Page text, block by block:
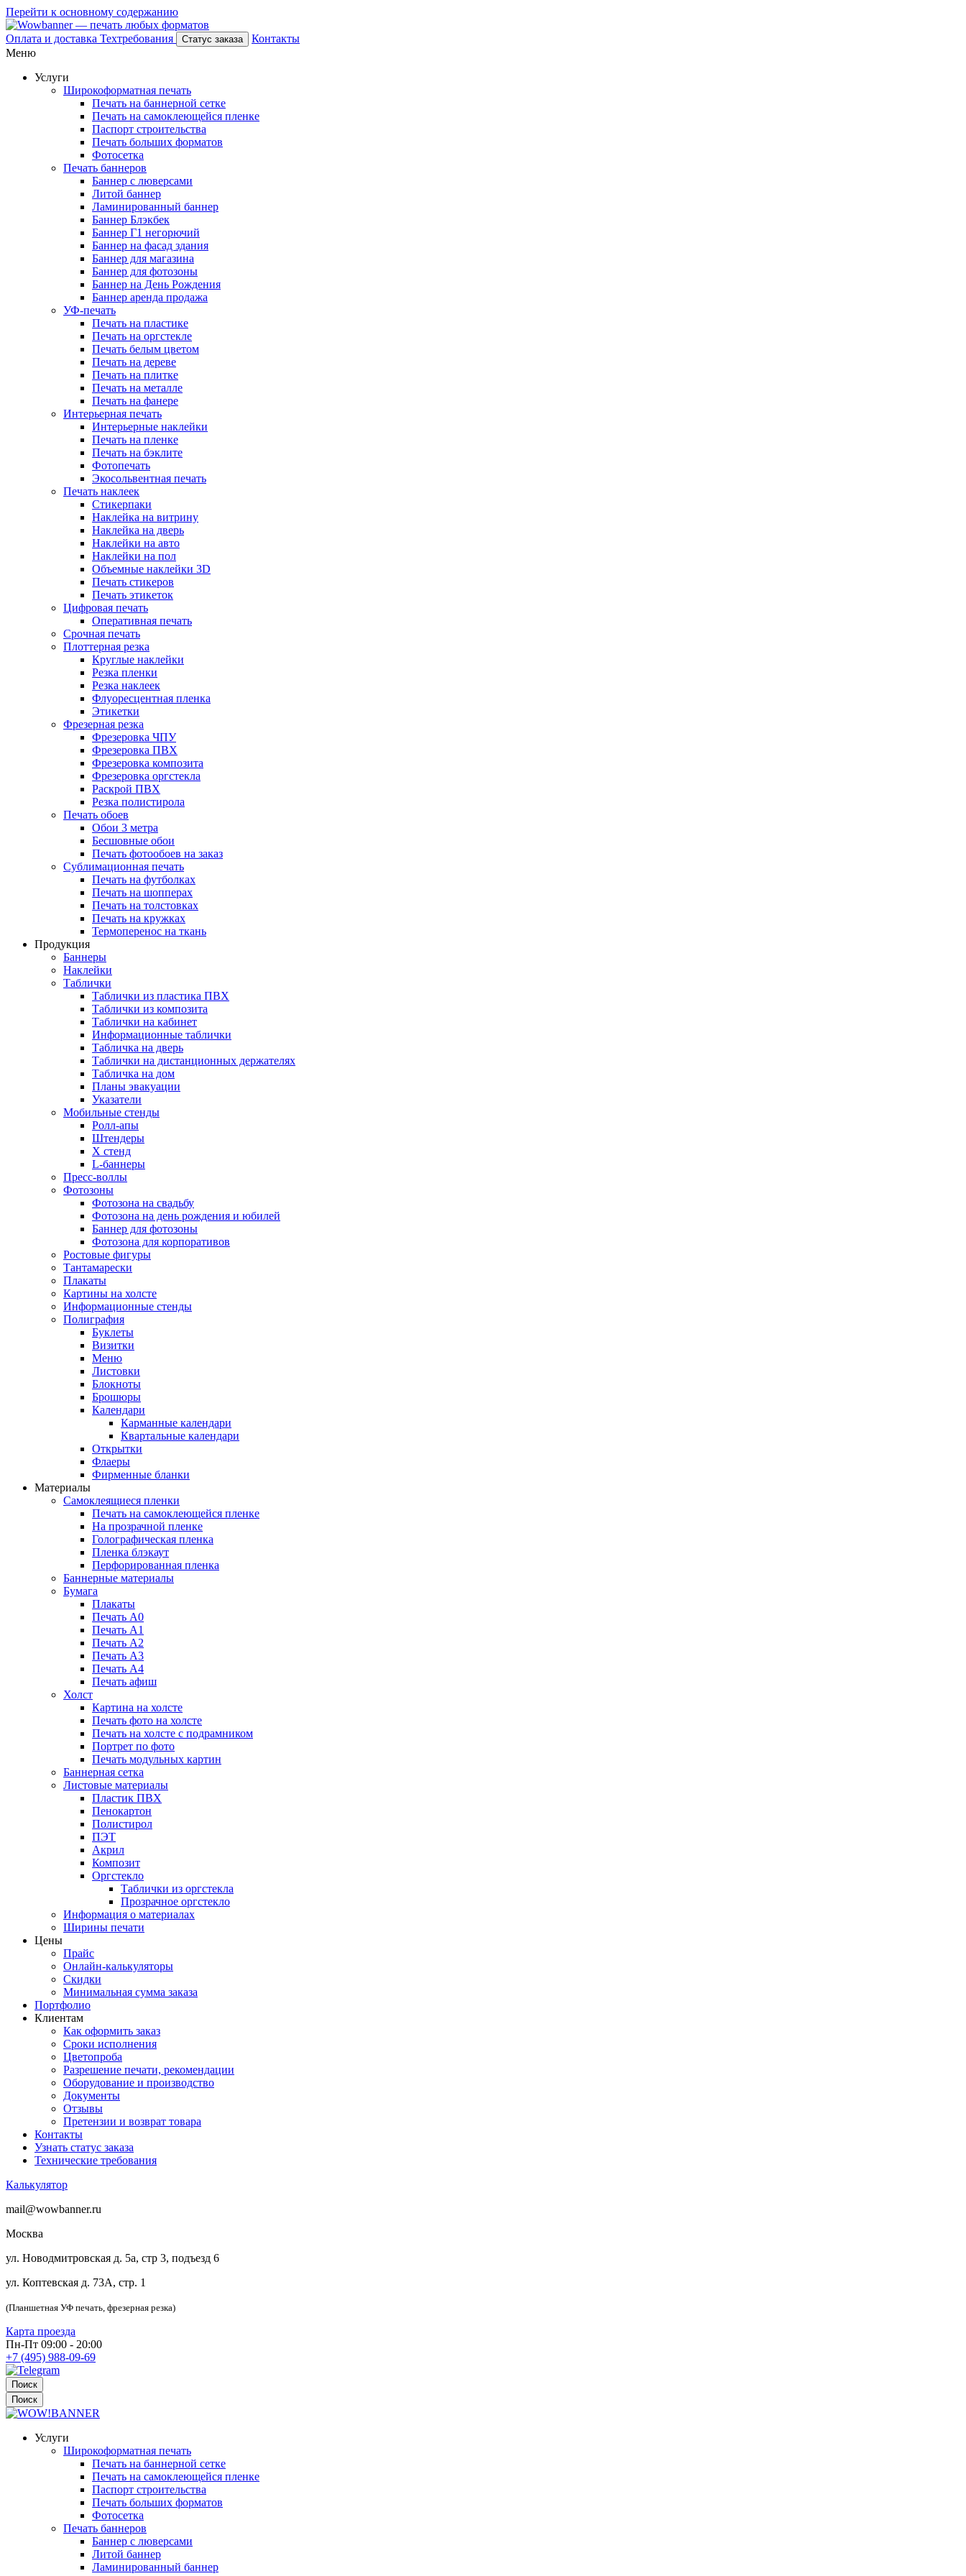
Перейти к основному содержанию
Оплата и доставка Техтребования Статус заказа
Контакты
Меню
Услуги
Широкоформатная печать
Печать на баннерной сетке
Печать на самоклеющейся пленке
Паспорт строительства
Печать больших форматов
Фотосетка
Печать баннеров
Баннер с люверсами
Литой баннер
Ламинированный баннер
Баннер Блэкбек
Баннер Г1 негорючий
Баннер на фасад здания
Баннер для магазина
Баннер для фотозоны
Баннер на День Рождения
Баннер аренда продажа
УФ-печать
Печать на пластике
Печать на оргстекле
Печать белым цветом
Печать на дереве
Печать на плитке
Печать на металле
Печать на фанере
Интерьерная печать
Интерьерные наклейки
Печать на пленке
Печать на бэклите
Фотопечать
Экосольвентная печать
Печать наклеек
Стикерпаки
Наклейка на витрину
Наклейка на дверь
Наклейки на авто
Наклейки на пол
Объемные наклейки 3D
Печать стикеров
Печать этикеток
Цифровая печать
Оперативная печать
Срочная печать
Плоттерная резка
Круглые наклейки
Резка пленки
Резка наклеек
Флуоресцентная пленка
Этикетки
Фрезерная резка
Фрезеровка ЧПУ
Фрезеровка ПВХ
Фрезеровка композита
Фрезеровка оргстекла
Раскрой ПВХ
Резка полистирола
Печать обоев
Обои 3 метра
Бесшовные обои
Печать фотообоев на заказ
Сублимационная печать
Печать на футболках
Печать на шопперах
Печать на толстовках
Печать на кружках
Термоперенос на ткань
Продукция
Баннеры
Наклейки
Таблички
Таблички из пластика ПВХ
Таблички из композита
Таблички на кабинет
Информационные таблички
Табличка на дверь
Таблички на дистанционных держателях
Табличка на дом
Планы эвакуации
Указатели
Мобильные стенды
Ролл-апы
Штендеры
Х стенд
L-баннеры
Пресс-воллы
Фотозоны
Фотозона на свадьбу
Фотозона на день рождения и юбилей
Баннер для фотозоны
Фотозона для корпоративов
Ростовые фигуры
Тантамарески
Плакаты
Картины на холсте
Информационные стенды
Полиграфия
Буклеты
Визитки
Меню
Листовки
Блокноты
Брошюры
Календари
Карманные календари
Квартальные календари
Открытки
Флаеры
Фирменные бланки
Материалы
Самоклеящиеся пленки
Печать на самоклеющейся пленке
На прозрачной пленке
Голографическая пленка
Пленка блэкаут
Перфорированная пленка
Баннерные материалы
Бумага
Плакаты
Печать А0
Печать А1
Печать А2
Печать А3
Печать А4
Печать афиш
Холст
Картина на холсте
Печать фото на холсте
Печать на холсте с подрамником
Портрет по фото
Печать модульных картин
Баннерная сетка
Листовые материалы
Пластик ПВХ
Пенокартон
Полистирол
ПЭТ
Акрил
Композит
Оргстекло
Таблички из оргстекла
Прозрачное оргстекло
Информация о материалах
Ширины печати
Цены
Прайс
Онлайн-калькуляторы
Скидки
Минимальная сумма заказа
Портфолио
Клиентам
Как оформить заказ
Сроки исполнения
Цветопроба
Разрешение печати, рекомендации
Оборудование и производство
Документы
Отзывы
Претензии и возврат товара
Контакты
Узнать статус заказа
Технические требования
Калькулятор
mail@wowbanner.ru
Москва
ул. Новодмитровская д. 5а, стр 3, подъезд 6
ул. Коптевская д. 73А, стр. 1
(Планшетная УФ печать, фрезерная резка)
Карта проезда
Пн-Пт 09:00 - 20:00
+7 (495) 988-09-69
Поиск
Поиск
Услуги
Широкоформатная печать
Печать на баннерной сетке
Печать на самоклеющейся пленке
Паспорт строительства
Печать больших форматов
Фотосетка
Печать баннеров
Баннер с люверсами
Литой баннер
Ламинированный баннер